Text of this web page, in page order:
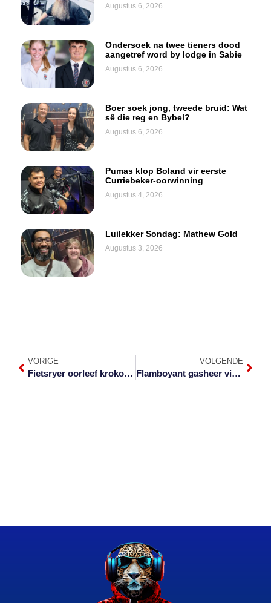
Augustus 6, 2026
Ondersoek na twee tieners dood
aangetref word by lodge in Sabie
Augustus 6, 2026
Boer soek jong, tweede bruid: Wat
sê die reg en Bybel?
Augustus 6, 2026
Pumas klop Boland vir eerste
Curriebeker-oorwinning
Augustus 4, 2026
Luilekker Sondag: Mathew Gold
Augustus 3, 2026
VORIGE
Fietsryer oorleef krokodilbyt
VOLGENDE
Flamboyant gasheer vir groot atletiek